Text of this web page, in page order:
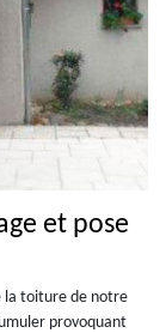
et pose
la toiture de notre
provoquant